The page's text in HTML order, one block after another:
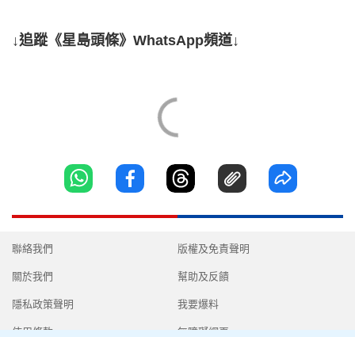
↓追蹤《星島頭條》WhatsApp頻道↓
聯絡我們
關於我們
隱私政策聲明
使用條款
版權及免責聲明
幫助及反饋
我要爆料
無障礙網頁